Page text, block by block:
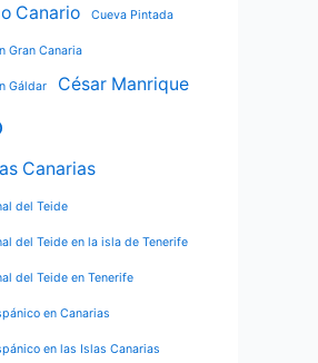
Canario Cueva Pintada
Gran Canaria
Gáldar César Manrique
Canarias
del Teide
del Teide en la isla de Tenerife
del Teide en Tenerife
en Canarias
en las Islas Canarias